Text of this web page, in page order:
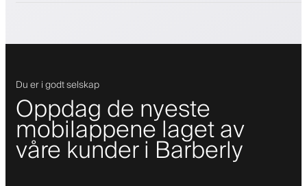
Du er i godt selskap
Oppdag de nyeste
mobilappene laget av
våre kunder i Barberly